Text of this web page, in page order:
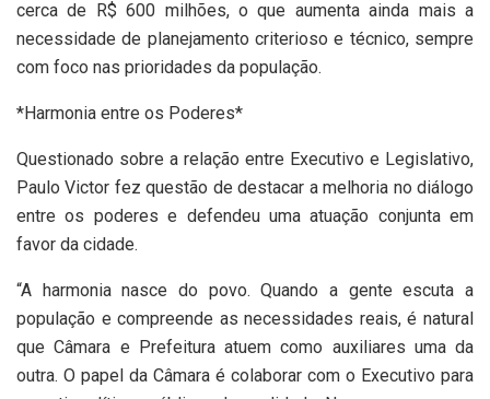
cerca de R$ 600 milhões, o que aumenta ainda mais a
necessidade de planejamento criterioso e técnico, sempre
com foco nas prioridades da população.
*Harmonia entre os Poderes*
Questionado sobre a relação entre Executivo e Legislativo,
Paulo Victor fez questão de destacar a melhoria no diálogo
entre os poderes e defendeu uma atuação conjunta em
favor da cidade.
“A harmonia nasce do povo. Quando a gente escuta a
população e compreende as necessidades reais, é natural
que Câmara e Prefeitura atuem como auxiliares uma da
outra. O papel da Câmara é colaborar com o Executivo para